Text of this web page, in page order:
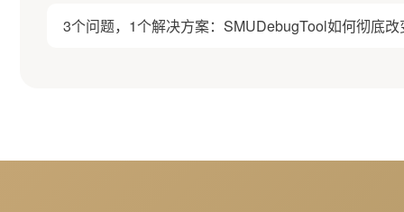
3个问题，1个解决方案：SMUDebugTool如何彻底